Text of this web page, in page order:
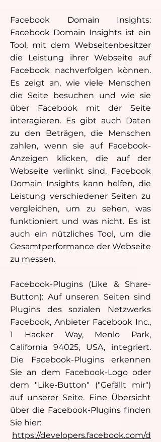
Facebook Domain Insights:
Facebook Domain Insights ist ein
Tool, mit dem Webseitenbesitzer
die Leistung ihrer Webseite auf
Facebook nachverfolgen können.
Es zeigt an, wie viele Menschen
die Seite besuchen und wie sie
über Facebook mit der Seite
interagieren. Es gibt auch Daten
zu den Beträgen, die Menschen
zahlen, wenn sie auf Facebook-
Anzeigen klicken, die auf der
Webseite verlinkt sind. Facebook
Domain Insights kann helfen, die
Leistung verschiedener Seiten zu
vergleichen, um zu sehen, was
funktioniert und was nicht. Es ist
auch ein nützliches Tool, um die
Gesamtperformance der Webseite
zu messen.
Facebook-Plugins (Like & Share-
Button): Auf unseren Seiten sind
Plugins des sozialen Netzwerks
Facebook, Anbieter Facebook Inc.,
1 Hacker Way, Menlo Park,
California 94025, USA, integriert.
Die Facebook-Plugins erkennen
Sie an dem Facebook-Logo oder
dem "Like-Button" ("Gefällt mir")
auf unserer Seite. Eine Übersicht
über die Facebook-Plugins finden
Sie hier:
https://developers.facebook.com/d